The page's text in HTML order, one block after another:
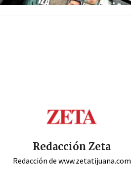
Redacción Zeta
Redacción de www.zetatijuana.com